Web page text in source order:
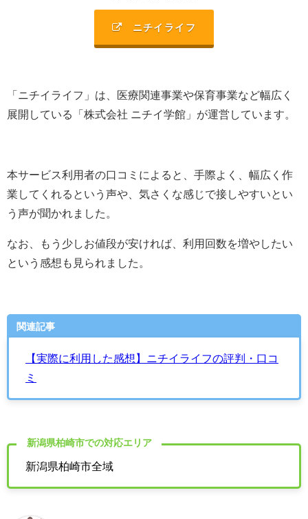
ニチイライフ
「ニチイライフ」は、
医療関連事業や保育事業など幅広く
展開 している「 株式会社 ニチイ学館 」が運営しています。
本サービス利用者の口コミによると、手際よく、幅広く作
業してくれるという声や、気さくな感じで接しやすいとい
う声が聞かれました。
なお、もう少しお値段が安ければ、利用回数を増やしたい
という感想も見られました。
関連記事
【実際に利用した感想】ニチイライフの評判・口コ
ミ
新潟県柏崎市での対応エリア
新潟県柏崎市全域